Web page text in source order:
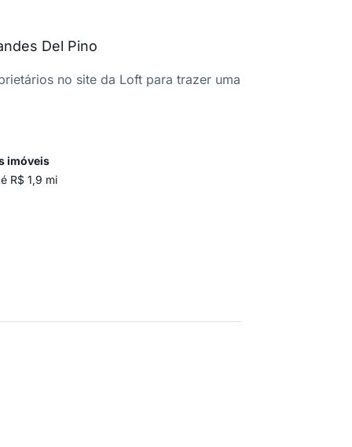
Del Pino
no site da Loft para trazer uma
imóveis
R$ 1,9 mi